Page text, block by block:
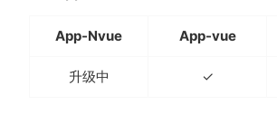
App-Nvue App-vue
升级中 ✓